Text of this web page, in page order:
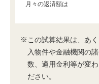
月々の返済額は
※この試算結果は、あ
入物件や金融機関の
数、適用金利等が変
ださい。